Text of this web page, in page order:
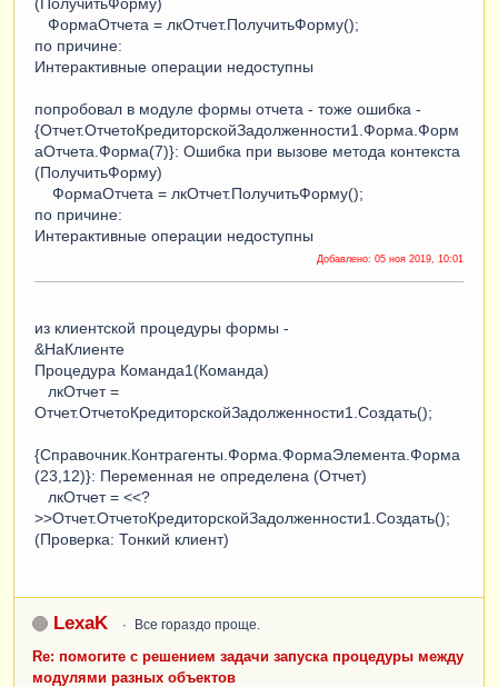
ФормаОтчета = лкОтчет.ПолучитьФорму();
по причине:
Интерактивные операции недоступны
попробовал в модуле формы отчета - тоже ошибка -
{Отчет.ОтчетоКредиторскойЗадолженности1.Форма.Форм
аОтчета.Форма(7)}: Ошибка при вызове метода контекста
(ПолучитьФорму)
ФормаОтчета = лкОтчет.ПолучитьФорму();
по причине:
Интерактивные операции недоступны
Добавлено: 05 ноя 2019, 10:01
из клиентской процедуры формы -
&НаКлиенте
Процедура Команда1(Команда)
лкОтчет =
Отчет.ОтчетоКредиторскойЗадолженности1.Создать();
{Справочник.Контрагенты.Форма.ФормаЭлемента.Форма
(23,12)}: Переменная не определена (Отчет)
лкОтчет = <<?
>>Отчет.ОтчетоКредиторскойЗадолженности1.Создать();
(Проверка: Тонкий клиент)
LexaK Все гораздо проще.
Re: помогите с решением задачи запуска процедуры между
модулями разных объектов